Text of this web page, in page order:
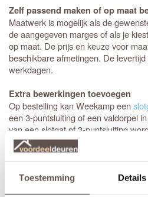
Toestemming Details
Zelf passend maken of op maat
Maatwerk is mogelijk als de
de aangegeven marges of als je
op maat. De prijs en keuze voor
beschikbare afmetingen. De
werkdagen.
Extra bewerkingen toevoegen
Op bestelling kan Weekamp een
een 3-puntsluiting of een valdorpel
van een slotgat of 3-puntsluiting
aangebracht. De deurkruk zit altijd
gemeten vanaf de onderzijde van de
draairichtingvan de deur is van
overzicht.